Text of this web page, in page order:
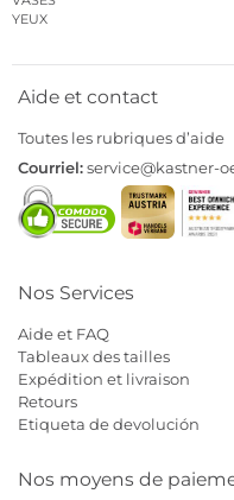
YEUX
Aide et contact
Toutes les rubriques d’aide
Courriel:service@kastner-
Nos Services
Aide et FAQ
Tableaux des tailles
Expédition et livraison
Retours
Etiqueta de devolución
Nos moyens de